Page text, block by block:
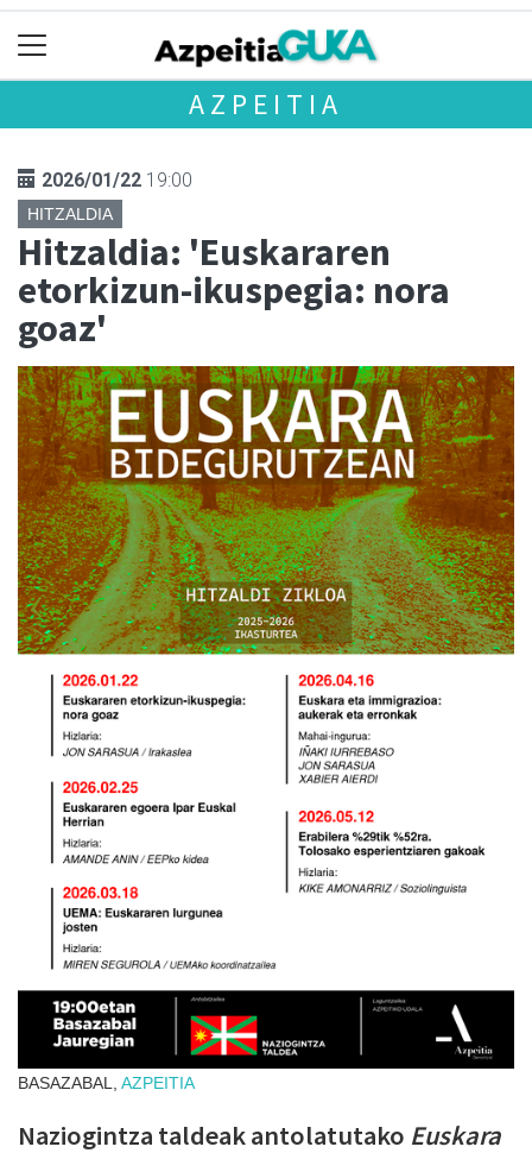
AZPEITIA
2026/01/22 19:00
HITZALDIA
Hitzaldia: 'Euskararen
etorkizun-ikuspegia: nora
goaz'
BASAZABAL, AZPEITIA
Naziogintza taldeak antolatutako Euskara